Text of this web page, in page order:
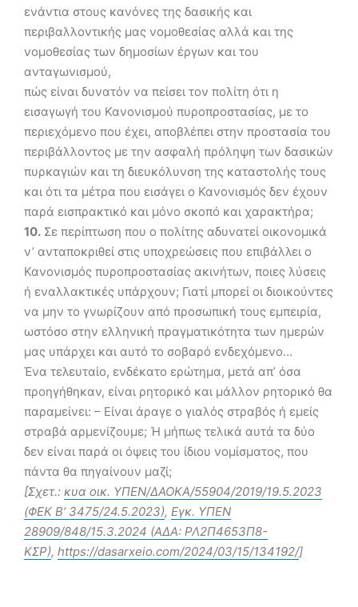
ενάντια στους κανόνες της δασικής και
περιβαλλοντικής μας νομοθεσίας αλλά και της
νομοθεσίας των δημοσίων έργων και του
ανταγωνισμού,
πώς είναι δυνατόν να πείσει τον πολίτη ότι η
εισαγωγή του Κανονισμού πυροπροστασίας, με το
περιεχόμενο που έχει, αποβλέπει στην προστασία του
περιβάλλοντος με την ασφαλή πρόληψη των δασικών
πυρκαγιών και τη διευκόλυνση της καταστολής τους
και ότι τα μέτρα που εισάγει ο Κανονισμός δεν έχουν
παρά εισπρακτικό και μόνο σκοπό και χαρακτήρα;
10. Σε περίπτωση που ο πολίτης αδυνατεί οικονομικά
ν’ ανταποκριθεί στις υποχρεώσεις που επιβάλλει ο
Κανονισμός πυροπροστασίας ακινήτων, ποιες λύσεις
ή εναλλακτικές υπάρχουν; Γιατί μπορεί οι διοικούντες
να μην το γνωρίζουν από προσωπική τους εμπειρία,
ωστόσο στην ελληνική πραγματικότητα των ημερών
μας υπάρχει και αυτό το σοβαρό ενδεχόμενο…
Ένα τελευταίο, ενδέκατο ερώτημα, μετά απ’ όσα
προηγήθηκαν, είναι ρητορικό και μάλλον ρητορικό θα
παραμείνει: – Είναι άραγε ο γιαλός στραβός ή εμείς
στραβά αρμενίζουμε; Ή μήπως τελικά αυτά τα δύο
δεν είναι παρά οι όψεις του ίδιου νομίσματος, που
πάντα θα πηγαίνουν μαζί;
[Σχετ.: κυα οικ. ΥΠΕΝ/ΔΑΟΚΑ/55904/2019/19.5.2023
(ΦΕΚ Β’ 3475/24.5.2023), Εγκ. ΥΠΕΝ
28909/848/15.3.2024 (ΑΔΑ: ΡΛ2Π4653Π8-
ΚΣΡ), https://dasarxeio.com/2024/03/15/134192/]